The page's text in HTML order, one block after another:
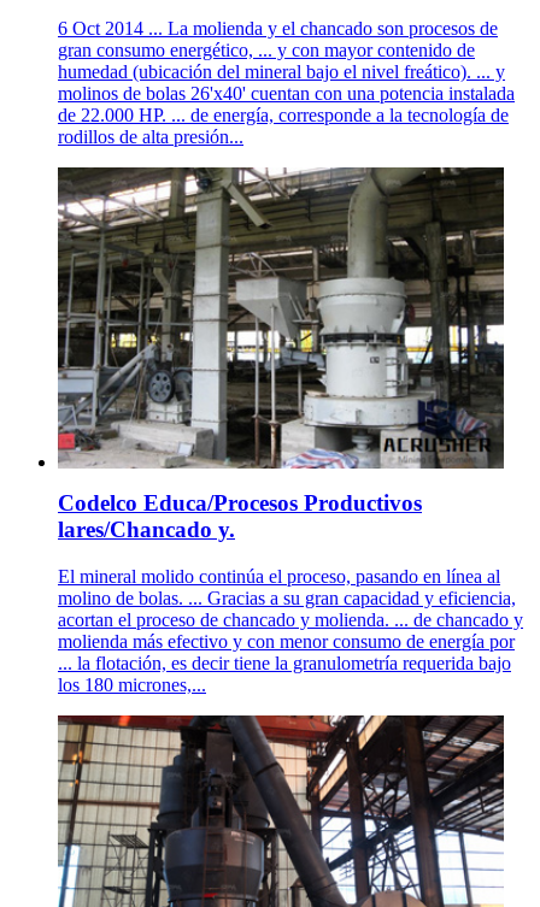
6 Oct 2014 ... La molienda y el chancado son procesos de
gran consumo energético, ... y con mayor contenido de
humedad (ubicación del mineral bajo el nivel freático). ... y
molinos de bolas 26'x40' cuentan con una potencia instalada
de 22.000 HP. ... de energía, corresponde a la tecnología de
rodillos de alta presión...
Codelco Educa/Procesos Productivos
lares/Chancado y.
El mineral molido continúa el proceso, pasando en línea al
molino de bolas. ... Gracias a su gran capacidad y eficiencia,
acortan el proceso de chancado y molienda. ... de chancado y
molienda más efectivo y con menor consumo de energía por
... la flotación, es decir tiene la granulometría requerida bajo
los 180 micrones,...